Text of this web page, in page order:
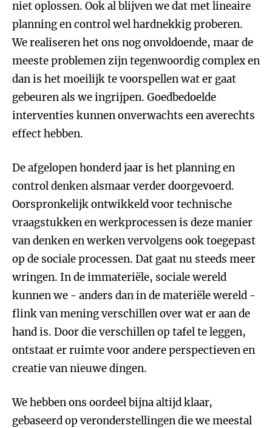
niet oplossen. Ook al blijven we dat met lineaire
planning en control wel hardnekkig proberen.
We realiseren het ons nog onvoldoende, maar de
meeste problemen zijn tegenwoordig complex en
dan is het moeilijk te voorspellen wat er gaat
gebeuren als we ingrijpen. Goedbedoelde
interventies kunnen onverwachts een averechts
effect hebben.
De afgelopen honderd jaar is het planning en
control denken alsmaar verder doorgevoerd.
Oorspronkelijk ontwikkeld voor technische
vraagstukken en werkprocessen is deze manier
van denken en werken vervolgens ook toegepast
op de sociale processen. Dat gaat nu steeds meer
wringen. In de immateriële, sociale wereld
kunnen we - anders dan in de materiële wereld -
flink van mening verschillen over wat er aan de
hand is. Door die verschillen op tafel te leggen,
ontstaat er ruimte voor andere perspectieven en
creatie van nieuwe dingen.
We hebben ons oordeel bijna altijd klaar,
gebaseerd op veronderstellingen die we meestal